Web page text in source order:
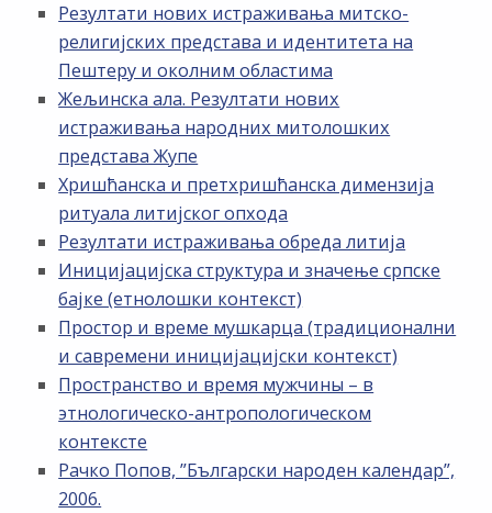
Резултати нових истраживања митско-
религијских представа и идентитета на
Пештеру и околним областима
Жељинска ала. Резултати нових
истраживања народних митолошких
представа Жупе
Хришћанска и претхришћанска димензија
ритуала литијског опхода
Резултати истраживања обреда литија
Иницијацијска структура и значење српске
бајке (етнолошки контекст)
Простор и време мушкарца (традиционални
и савремени иницијацијски контекст)
Пространство и время мужчины – в
этнологическо-антропологическом
контексте
Рачко Попов, ”Български народен календар”,
2006.